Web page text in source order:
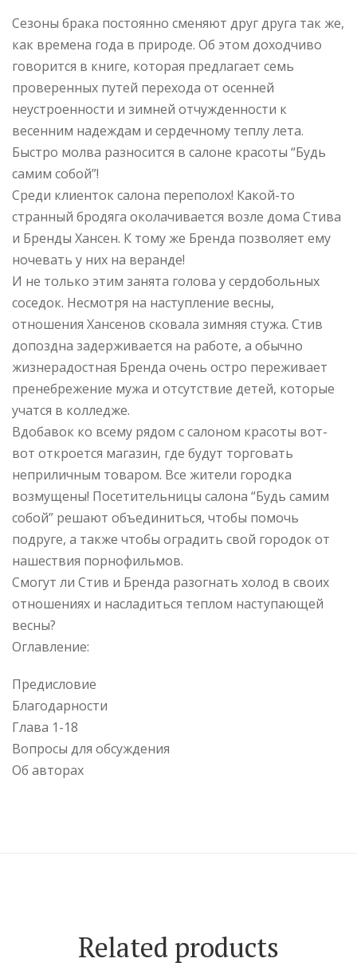
Сезоны брака постоянно сменяют друг друга так же,
как времена года в природе. Об этом доходчиво
говорится в книге, которая предлагает семь
проверенных путей перехода от осенней
неустроенности и зимней отчужденности к
весенним надеждам и сердечному теплу лета.
Быстро молва разносится в салоне красоты “Будь
самим собой”!
Среди клиенток салона переполох! Какой-то
странный бродяга околачивается возле дома Стива
и Бренды Хансен. К тому же Бренда позволяет ему
ночевать у них на веранде!
И не только этим занята голова у сердобольных
соседок. Несмотря на наступление весны,
отношения Хансенов сковала зимняя стужа. Стив
допоздна задерживается на работе, а обычно
жизнерадостная Бренда очень остро переживает
пренебрежение мужа и отсутствие детей, которые
учатся в колледже.
Вдобавок ко всему рядом с салоном красоты вот-
вот откроется магазин, где будут торговать
неприличным товаром. Все жители городка
возмущены! Посетительницы салона “Будь самим
собой” решают объединиться, чтобы помочь
подруге, а также чтобы оградить свой городок от
нашествия порнофильмов.
Смогут ли Стив и Бренда разогнать холод в своих
отношениях и насладиться теплом наступающей
весны?
Оглавление:
Предисловие
Благодарности
Глава 1-18
Вопросы для обсуждения
Об авторах
Related products